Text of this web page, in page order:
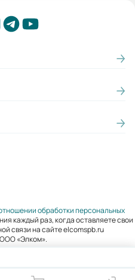
обработки персональных
каждый раз, когда оставляете свои
связи на сайте elcomspb.ru
«Элком».